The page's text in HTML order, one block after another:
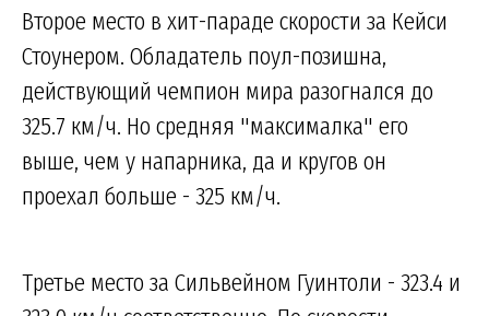
Второе место в хит-параде скорости за Кейси
Стоунером. Обладатель поул-позишна,
действующий чемпион мира разогнался до
325.7 км/ч. Но средняя "максималка" его
выше, чем у напарника, да и кругов он
проехал больше - 325 км/ч.
Третье место за Сильвейном Гуинтоли - 323.4 и